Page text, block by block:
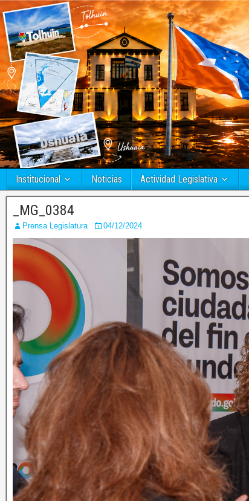
Institucional Noticias Actividad Legislativa
_MG_0384
Prensa Legislatura 04/12/2024